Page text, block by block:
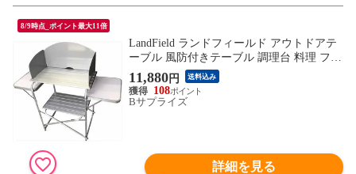
8/9時点_ポイント最大11倍
LandField ランドフィールド アウトドアテ
ーブル 風防付きテーブル 調理台 料理 フォ
ールディング キッチンテーブル クッキン
グテーブル LF－WOT010
11,880円 送料込み
108
Bサプライズ
詳細を見る